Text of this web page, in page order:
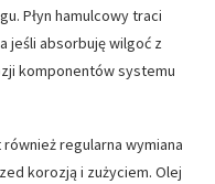
Płyn hamulcowy traci
jeśli absorbuję wilgoć z
komponentów systemu
regularna wymiana
korozją i zużyciem. Olej